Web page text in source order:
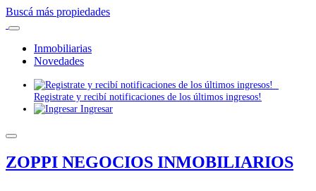
Buscá más propiedades
Inmobiliarias
Novedades
Registrate y recibí notificaciones de los últimos ingresos!
Ingresar
ZOPPI NEGOCIOS INMOBILIARIOS